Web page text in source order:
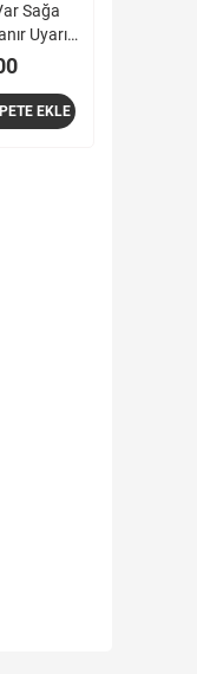
Sağa
Uyarı
EKLE